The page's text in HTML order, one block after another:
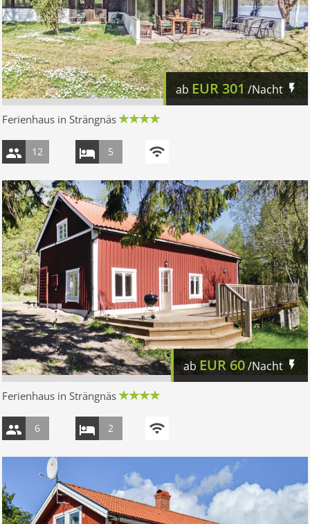
ab EUR301/Nacht
Ferienhaus in Strängnäs
12 5
abEUR60/Nacht
Ferienhaus in Strängnäs
6 2